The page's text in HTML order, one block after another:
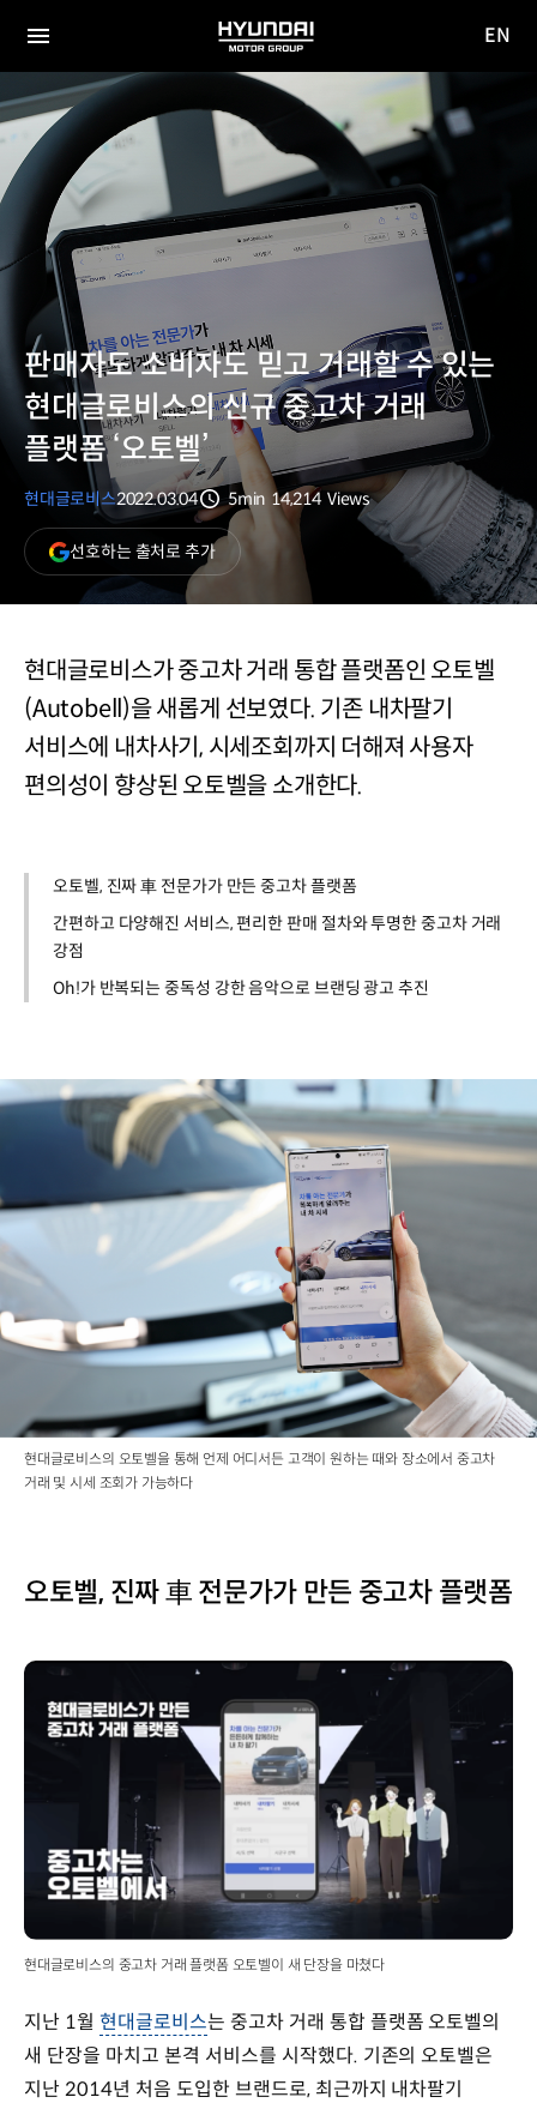
전체
메뉴
HYUNDAI
MOTOR
EN
판매자도 소비자도 믿고 거래할 수 있는
현대글로비스의 신규 중고차 거래
플랫폼 ‘오토벨’
현대글로비스2022.03.04
분량
5min
조회수
14,214 Views
선호하는 출처로 추가(새
창
열림)
현대글로비스가 중고차 거래 통합 플랫폼인 오토벨
(Autobell)을 새롭게 선보였다. 기존 내차팔기
서비스에 내차사기, 시세조회까지 더해져 사용자
편의성이 향상된 오토벨을 소개한다.
오토벨, 진짜 車 전문가가 만든 중고차 플랫폼
간편하고 다양해진 서비스, 편리한 판매 절차와 투명한 중고차 거래
강점
Oh!가 반복되는 중독성 강한 음악으로 브랜딩 광고 추진
현대글로비스의 오토벨을 통해 언제 어디서든 고객이 원하는 때와 장소에서 중고차
거래 및 시세 조회가 가능하다
오토벨, 진짜 車 전문가가 만든 중고차 플랫폼
현대글로비스의 중고차 거래 플랫폼 오토벨이 새 단장을 마쳤다
지난 1월 현대글로비스는 중고차 거래 통합 플랫폼 오토벨의
새 단장을 마치고 본격 서비스를 시작했다. 기존의 오토벨은
지난 2014년 처음 도입한 브랜드로, 최근까지 내차팔기